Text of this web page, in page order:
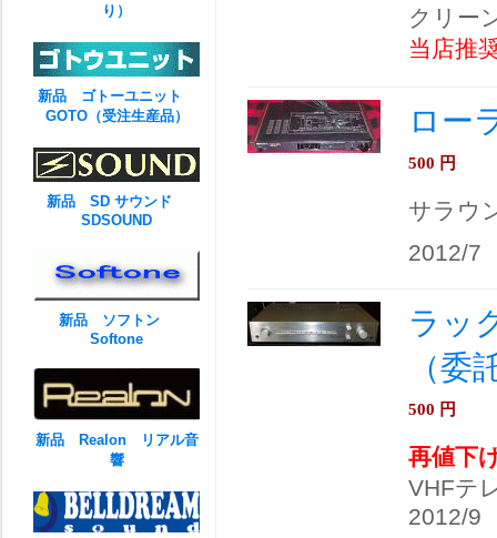
クリー
当店
ロー
500 円
サラウ
2012/7
ラッ
（委
500 円
再値下
VHFテ
2012/9
り）
新品 ゴトーユニット
GOTO（受注生産品）
新品 SD サウンド
SDSOUND
新品 ソフトン
Softone
新品 Realon リアル音
響